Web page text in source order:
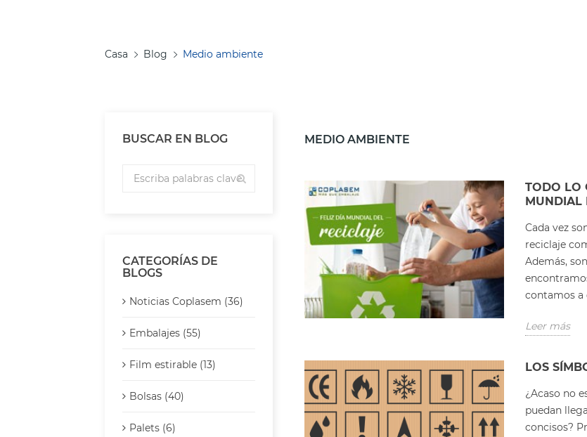
Casa Blog Medio ambiente
BUSCAR EN BLOG
CATEGORÍAS DE
BLOGS
Noticias Coplasem (36)
Embalajes (55)
Film estirable (13)
Bolsas (40)
Palets (6)
MEDIO AMBIENTE
TODO LO
MUNDIAL
Cada vez
reciclaje
Además,
contamos a
Leer más
LOS
¿Acaso no
puedan
concisos?